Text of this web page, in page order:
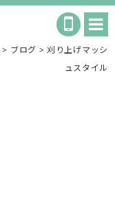
> ブログ >刈り上げマッシ
ュスタイル